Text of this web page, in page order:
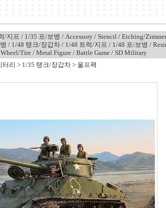
/지프 / 1/35 포/보병 / Accessory / Stencil / Etching/
/ 1/48 탱크/장갑차 / 1/48 트럭/지프 / 1/48 포/보병 /
Wheel/Tire / Metal Figure / Battle Game / SD Military
터리 > 1/35 탱크/장갑차 > 울프팩